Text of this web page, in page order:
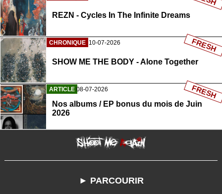
REZN - Cycles In The Infinite Dreams
CHRONIQUE 10-07-2026
SHOW ME THE BODY - Alone Together
FRESH
ARTICLE 08-07-2026
Nos albums / EP bonus du mois de Juin
2026
FRESH
► PARCOURIR